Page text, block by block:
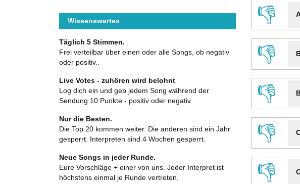
👎
👎
👎
👎
👎
Wissenswertes
Täglich 5 Stimmen.
Frei verteilbar über einen oder alle Songs, ob negativ
oder positiv..
Live Votes - zuhören wird belohnt
Log dich ein und geb jedem Song während der
Sendung 10 Punkte - positiv oder negativ
Nur die Besten.
Die Top 20 kommen weiter. Die anderen sind ein Jahr
gesperrt. Interpreten sind 4 Wochen gesperrt.
Neue Songs in jeder Runde.
Eure Vorschläge + einer von uns. Jeder Interpret ist
höchstens einmal je Runde vertreten.